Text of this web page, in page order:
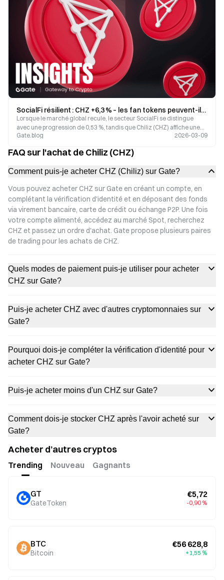
SocialFi résilient : CHZ +6,3 % – les fan tokens peuvent-ils devenir un refuge crypto ?
Lorsque le marché global recule, le secteur SocialFi se distingue
avec une progression de 0,53 %, tandis que Chiliz (CHZ) affiche une
hausse de 6,3 % sur les dernières 24 heures. Cet article s’appuie sur
différents scénarios et leur rôle de couverture sur le marché.
Gate.blog 2026-03-09
FAQ sur l'achat de Chiliz (CHZ)
Comment puis-je acheter CHZ (Chiliz) sur Gate?
Vous pouvez acheter CHZ sur Gate en créant un compte, en
complétant la vérification d'identité et en déposant des fonds
via virement bancaire, carte de crédit ou échange P2P. Une fois
votre compte alimenté, accédez au marché Spot, recherchez
CHZ et passez un ordre d'achat. Gate propose plusieurs paires
de trading pour les achats de CHZ.
Quels modes de paiement puis-je utiliser pour acheter
CHZ sur Gate?
Puis-je acheter CHZ avec d'autres cryptomonnaies sur
Gate?
Pourquoi dois-je compléter la vérification d'identité pour
acheter CHZ sur Gate?
Puis-je acheter moins d'un CHZ sur Gate?
Comment dois-je stocker CHZ après l'avoir acheté sur
Gate?
Acheter d’autres cryptos
Trending Nouveau Gagnants
GT
GateToken
€5,72
-0,90 %
BTC
Bitcoin
€56 628,8
+1,55 %